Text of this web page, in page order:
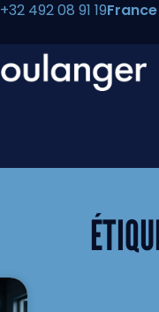
+32 492 08 91 19France